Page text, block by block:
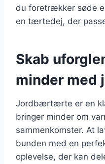
du foretrækker søde
en tærtedej, der
Skab
minder
Jordbærtærte er en
bringer minder om
sammenkomster. At
bunden med en
oplevelse, der kan